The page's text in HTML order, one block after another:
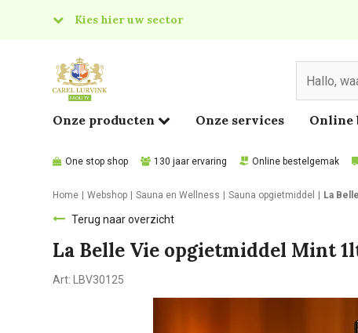
Kies hier uw sector
Food
Onze producten Onze services Online
One stop shop 130 jaar ervaring Online bestelgemak
Home Webshop Sauna en Wellness Sauna opgietmiddel La
Terug naar overzicht
La Belle Vie opgietmiddel Mint
Art: LBV30125